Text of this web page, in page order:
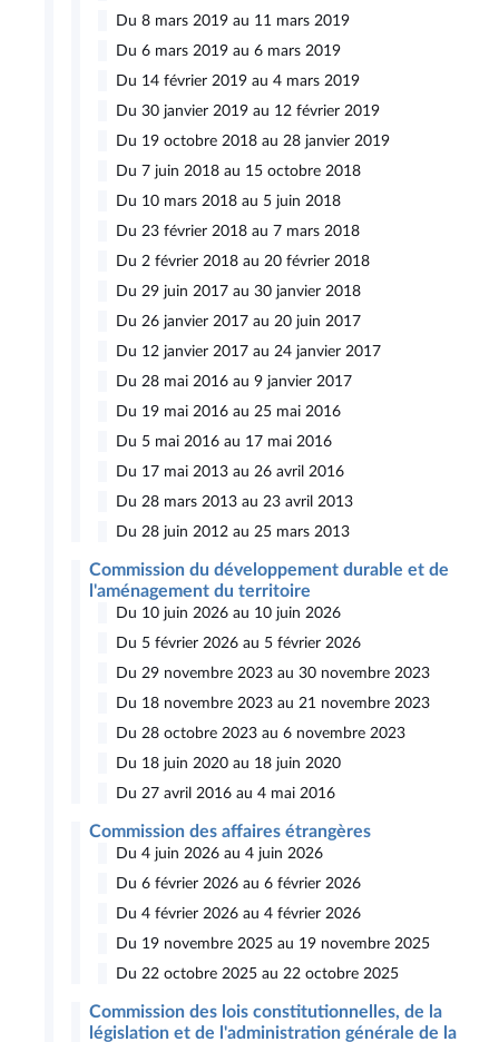
Du 8 mars 2019 au 11 mars 2019
Du 6 mars 2019 au 6 mars 2019
Du 14 février 2019 au 4 mars 2019
Du 30 janvier 2019 au 12 février 2019
Du 19 octobre 2018 au 28 janvier 2019
Du 7 juin 2018 au 15 octobre 2018
Du 10 mars 2018 au 5 juin 2018
Du 23 février 2018 au 7 mars 2018
Du 2 février 2018 au 20 février 2018
Du 29 juin 2017 au 30 janvier 2018
Du 26 janvier 2017 au 20 juin 2017
Du 12 janvier 2017 au 24 janvier 2017
Du 28 mai 2016 au 9 janvier 2017
Du 19 mai 2016 au 25 mai 2016
Du 5 mai 2016 au 17 mai 2016
Du 17 mai 2013 au 26 avril 2016
Du 28 mars 2013 au 23 avril 2013
Du 28 juin 2012 au 25 mars 2013
Commission du développement durable et de
l'aménagement du territoire
Du 10 juin 2026 au 10 juin 2026
Du 5 février 2026 au 5 février 2026
Du 29 novembre 2023 au 30 novembre 2023
Du 18 novembre 2023 au 21 novembre 2023
Du 28 octobre 2023 au 6 novembre 2023
Du 18 juin 2020 au 18 juin 2020
Du 27 avril 2016 au 4 mai 2016
Commission des affaires étrangères
Du 4 juin 2026 au 4 juin 2026
Du 6 février 2026 au 6 février 2026
Du 4 février 2026 au 4 février 2026
Du 19 novembre 2025 au 19 novembre 2025
Du 22 octobre 2025 au 22 octobre 2025
Commission des lois constitutionnelles, de la
législation et de l'administration générale de la